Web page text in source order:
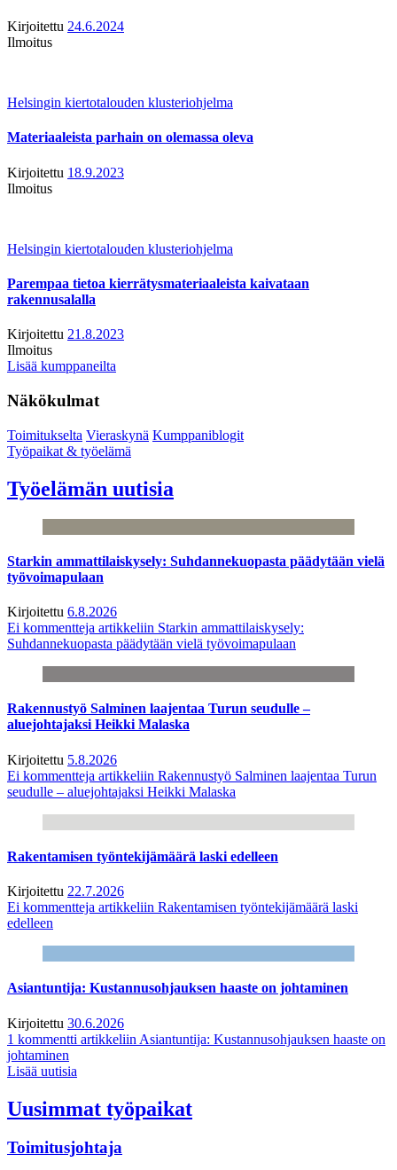
Kirjoitettu 24.6.2024
Ilmoitus
Helsingin kiertotalouden klusteriohjelma
Materiaaleista parhain on olemassa oleva
Kirjoitettu 18.9.2023
Ilmoitus
Helsingin kiertotalouden klusteriohjelma
Parempaa tietoa kierrätysmateriaaleista kaivataan
rakennusalalla
Kirjoitettu 21.8.2023
Ilmoitus
Lisää kumppaneilta
Näkökulmat
Toimitukselta Vieraskynä Kumppaniblogit
Työpaikat & työelämä
Työelämän uutisia
Starkin ammattilaiskysely: Suhdannekuopasta päädytään vielä
työvoimapulaan
Kirjoitettu 6.8.2026
Ei kommentteja artikkeliin Starkin ammattilaiskysely:
Suhdannekuopasta päädytään vielä työvoimapulaan
Rakennustyö Salminen laajentaa Turun seudulle –
aluejohtajaksi Heikki Malaska
Kirjoitettu 5.8.2026
Ei kommentteja artikkeliin Rakennustyö Salminen laajentaa Turun
seudulle – aluejohtajaksi Heikki Malaska
Rakentamisen työntekijämäärä laski edelleen
Kirjoitettu 22.7.2026
Ei kommentteja artikkeliin Rakentamisen työntekijämäärä laski
edelleen
Asiantuntija: Kustannusohjauksen haaste on johtaminen
Kirjoitettu 30.6.2026
1 kommentti artikkeliin Asiantuntija: Kustannusohjauksen haaste on
johtaminen
Lisää uutisia
Uusimmat työpaikat
Toimitusjohtaja